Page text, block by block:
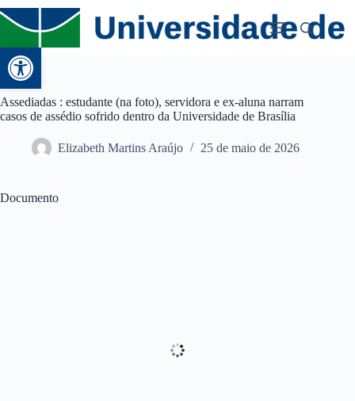
Abrir a barra de ferramentas
Assediadas : estudante (na foto), servidora e ex-aluna narram
casos de assédio sofrido dentro da Universidade de Brasília
Elizabeth Martins Araújo 25 de maio de 2026
Documento